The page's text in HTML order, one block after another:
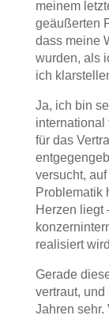
meinem
geäußerten
dass meine
wurden, als
ich
Ja, ich bin
international
für das
versucht,
Problematik
Herzen liegt
realisiert
Gerade
vertraut,
Jahren sehr.